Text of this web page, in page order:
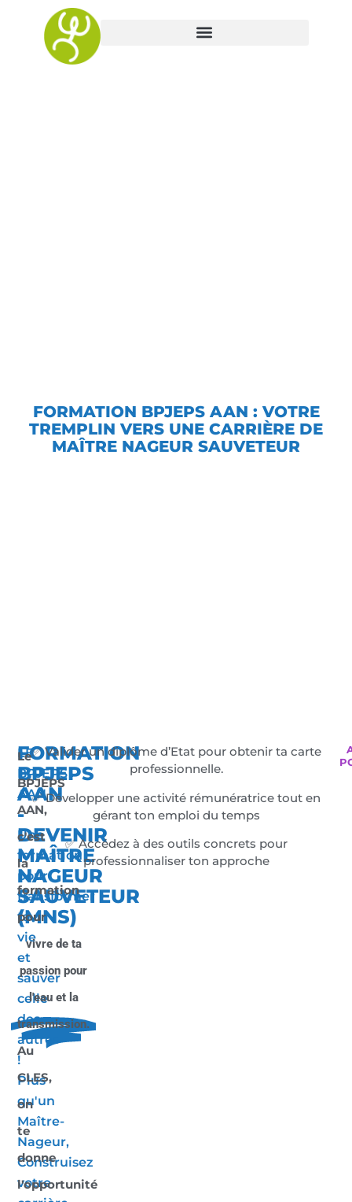
FORMATION BPJEPS AAN : VOTRE
TREMPLIN VERS UNE CARRIÈRE DE
MAÎTRE NAGEUR SAUVETEUR
LE
BPJEPS
AAN
-
Une
formation
pour
transformer
ta
vie
et
sauver
celle
des
autres
!
Plus
qu'un
Maître-
Nageur,
Construisez
votre
FORMATION
BPJEPS
AAN
-
DEVENIR
MAÎTRE
NAGEUR
SAUVETEUR
(MNS)
Le
BPJEPS
AAN,
c'est
la
formation
pour
vivre de ta
passion pour
l'eau et la
transmission.
Au
CLES,
on
te
donne
l'opportunité
✅ Valider un diplôme d’Etat pour obtenir ta carte
professionnelle.
✅ Développer une activité rémunératrice tout en
gérant ton emploi du temps
✅ Accédez à des outils concrets pour
professionnaliser ton approche